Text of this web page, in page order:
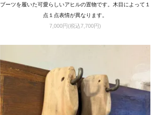
ブーツを履いた可愛らしいアヒルの置物です。木目によって１
点１点表情が異なります。
7,000円(税込7,700円)